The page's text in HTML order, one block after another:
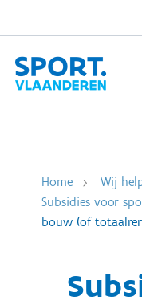
Home
Wij
Subsidies voor
bouw (of